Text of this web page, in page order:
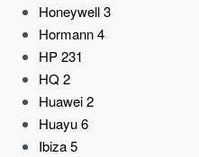
Honeywell3
Hormann4
HP231
HQ 2
Huawei2
Huayu6
Ibiza5